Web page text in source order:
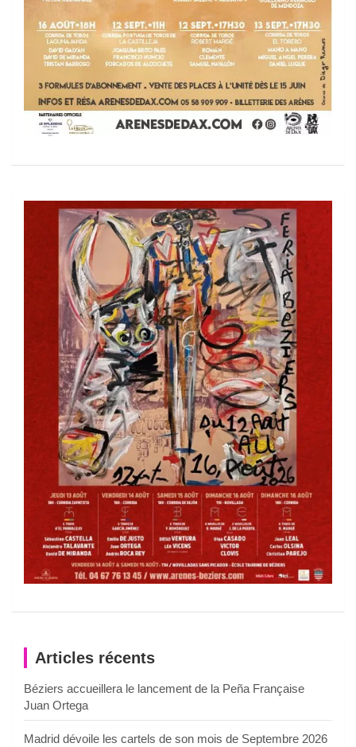
Articles récents
Béziers accueillera le lancement de la Peña Française
Juan Ortega
Madrid dévoile les cartels de son mois de Septembre 2026